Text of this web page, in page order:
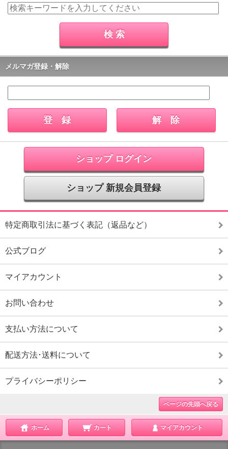
メルマガ登録・解除
ショップ ログイン
ショップ 新規会員登録
特定商取引法に基づく表記（返品など）
公式ブログ
マイアカウント
お問い合わせ
支払い方法について
配送方法･送料について
プライバシーポリシー
ページの先頭へ戻る
ホーム カート マイアカウント